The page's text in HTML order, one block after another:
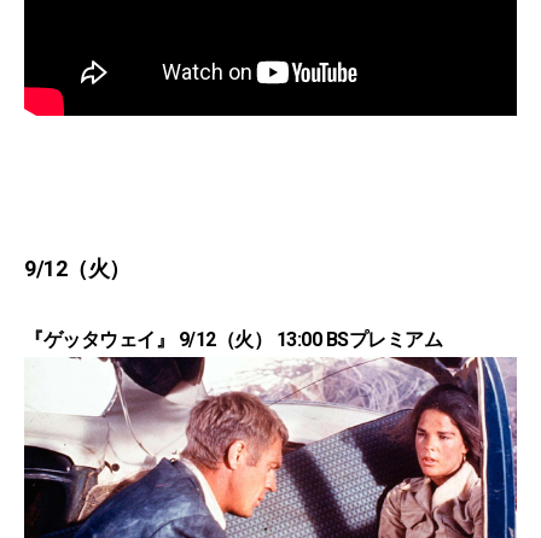
9/12（火）
『ゲッタウェイ』 9/12（火） 13:00 BSプレミアム